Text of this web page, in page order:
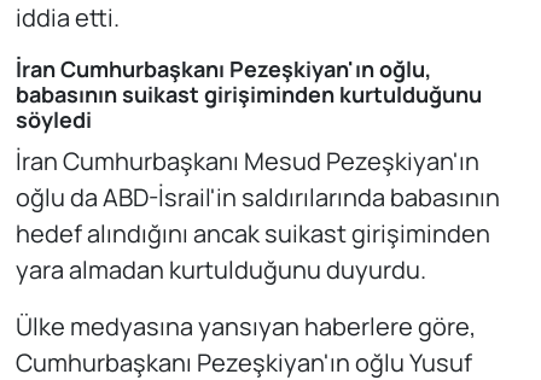
iddia etti.
İran Cumhurbaşkanı Pezeşkiyan'ın oğlu,
babasının suikast girişiminden kurtulduğunu
söyledi
İran Cumhurbaşkanı Mesud Pezeşkiyan'ın
oğlu da ABD-İsrail'in saldırılarında babasının
hedef alındığını ancak suikast girişiminden
yara almadan kurtulduğunu duyurdu.
Ülke medyasına yansıyan haberlere göre,
Cumhurbaşkanı Pezeşkiyan'ın oğlu Yusuf